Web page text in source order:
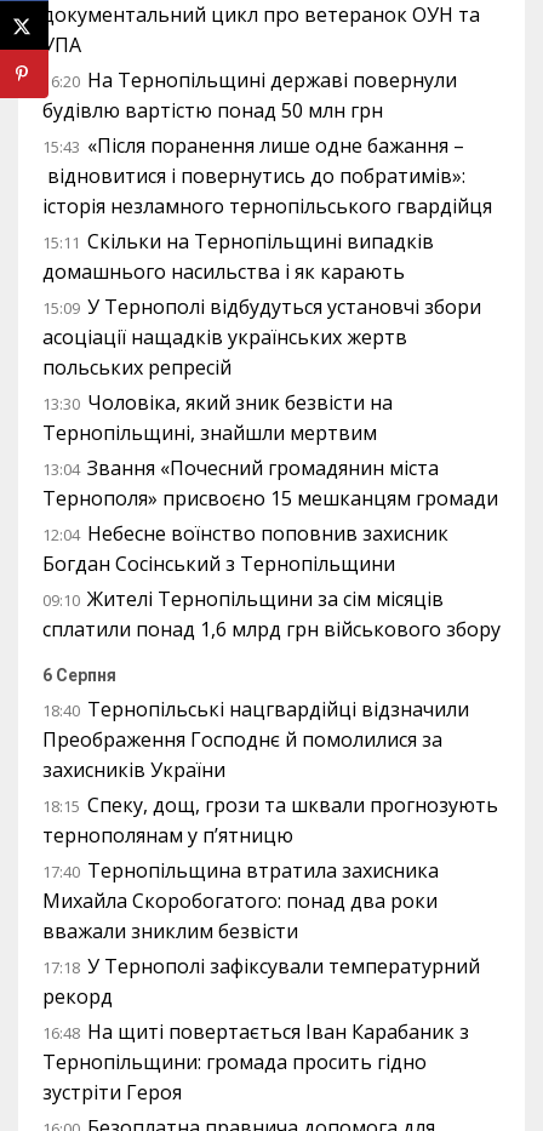
документальний цикл про ветеранок ОУН та
УПА
16:20 На Тернопільщині державі повернули
будівлю вартістю понад 50 млн грн
15:43 «Після поранення лише одне бажання –
відновитися і повернутись до побратимів»:
історія незламного тернопільського гвардійця
15:11 Скільки на Тернопільщині випадків
домашнього насильства і як карають
15:09 У Тернополі відбудуться установчі збори
асоціації нащадків українських жертв
польських репресій
13:30 Чоловіка, який зник безвісти на
Тернопільщині, знайшли мертвим
13:04 Звання «Почесний громадянин міста
Тернополя» присвоєно 15 мешканцям громади
12:04 Небесне воїнство поповнив захисник
Богдан Сосінський з Тернопільщини
09:10 Жителі Тернопільщини за сім місяців
сплатили понад 1,6 млрд грн військового збору
6 Серпня
18:40 Тернопільські нацгвардійці відзначили
Преображення Господнє й помолилися за
захисників України
18:15 Спеку, дощ, грози та шквали прогнозують
тернополянам у п’ятницю
17:40 Тернопільщина втратила захисника
Михайла Скоробогатого: понад два роки
вважали зниклим безвісти
17:18 У Тернополі зафіксували температурний
рекорд
16:48 На щиті повертається Іван Карабаник з
Тернопільщини: громада просить гідно
зустріти Героя